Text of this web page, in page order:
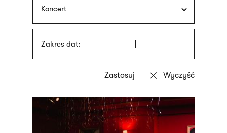
Koncert
Zakres dat:
artykułów